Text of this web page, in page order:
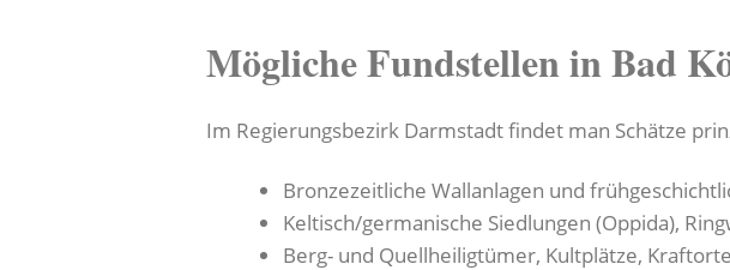
Mögliche Fundstellen in Bad
Im Regierungsbezirk Darmstadt findet man Schätze
Bronzezeitliche Wallanlagen und
Keltisch/germanische Siedlungen (Oppida),
Berg- und Quellheiligtümer, Kultplätze,